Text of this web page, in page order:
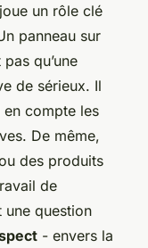
un rôle clé
panneau sur
qu’une
de sérieux. Il
en compte les
De même,
des produits
de
une question
- envers la